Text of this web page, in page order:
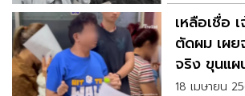
เหลือเชื่อ
ตัดผม เผย
จริง ขุนแ
18 เมษายน